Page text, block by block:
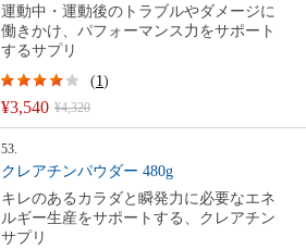
運動中・運動後のトラブルやダメージに
働きかけ、パフォーマンス力をサポート
するサプリ
¥3,540 ¥4,320
(1)
53.
クレアチンパウダー 480g
キレのあるカラダと瞬発力に必要なエネ
ルギー生産をサポートする、クレアチン
サプリ